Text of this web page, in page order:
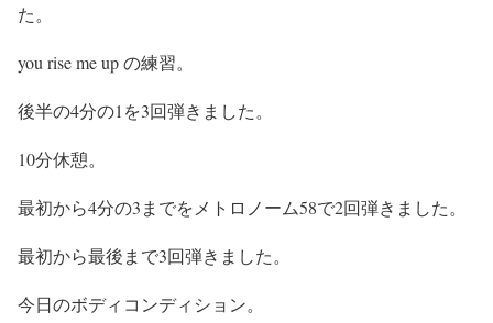
た。
you rise me up の練習。
後半の4分の1を3回弾きました。
10分休憩。
最初から4分の3までをメトロノーム58で2回弾きました。
最初から最後まで3回弾きました。
今日のボディコンディション。